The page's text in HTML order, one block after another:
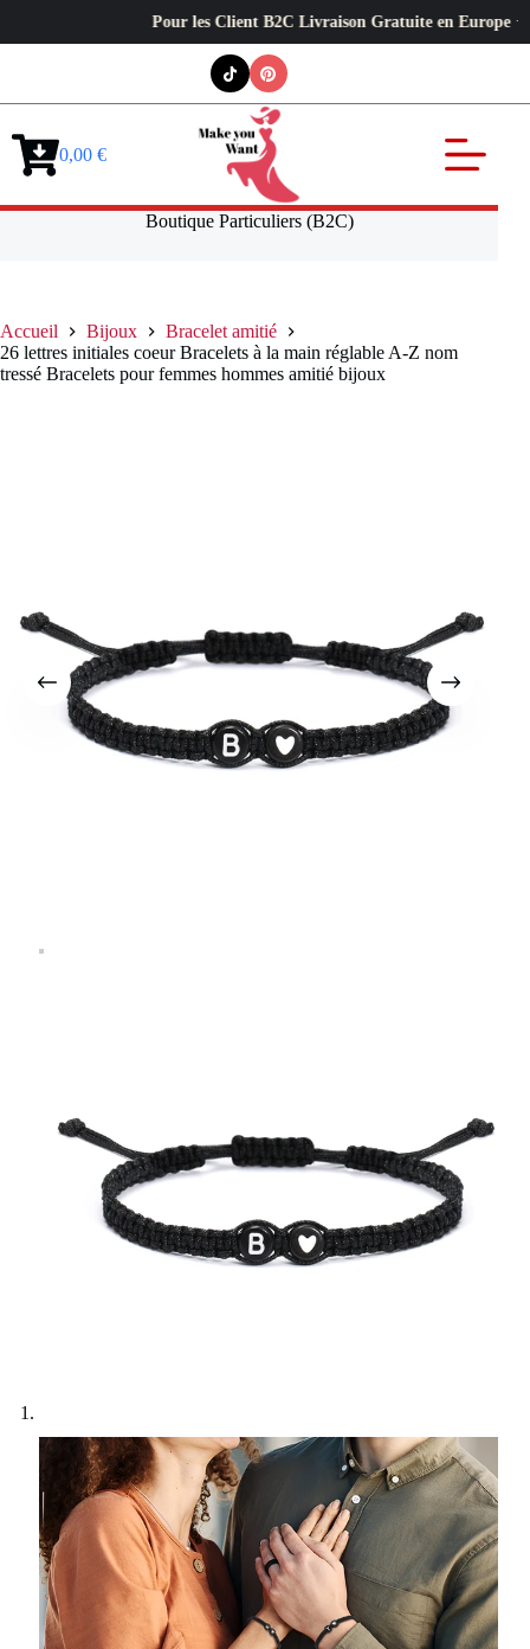
Pour les Client B2C Livraison Gratuite en Europe ✦
Panier0,00 €
Boutique Particuliers (B2C)
Accueil Bijoux
Bracelet amitié
26 lettres initiales coeur Bracelets à la main réglable A-Z nom
tressé Bracelets pour femmes hommes amitié bijoux